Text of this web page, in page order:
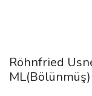
Röhnfried
ML(Bölünmüş)